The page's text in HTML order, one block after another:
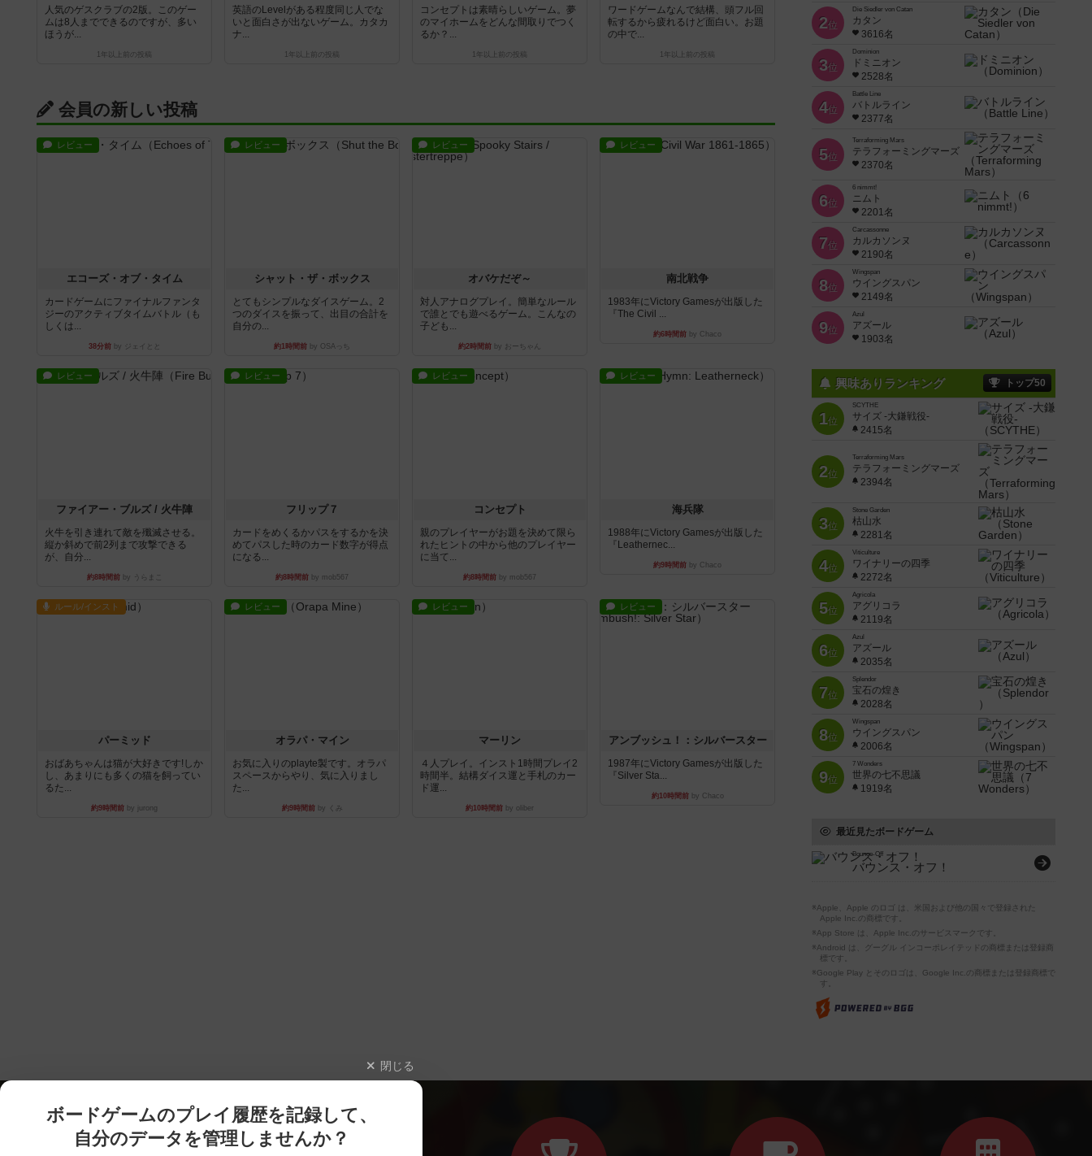
人気のゲスクラブの2版。このゲー
ムは8人までできるのですが、多い
ほうが...
1年以上前 の投稿
英語のLevelがある程度同じ人でな
いと面白さが出ないゲーム。カタカ
ナ...
1年以上前 の投稿
コンセプトは素晴らしいゲーム。夢
のマイホームをどんな間取りでつく
るか？...
1年以上前 の投稿
ワードゲームなんで結構、頭フル回
転するから疲れるけど面白い。お題
の中で...
1年以上前 の投稿
会員の新しい投稿
レビュー
エコーズ・オブ・タイム
カードゲームにファイナルファンタ
ジーのアクティブタイムバトル（も
しくは...
38分前by ジェイとと
レビュー
シャット・ザ・ボックス
とてもシンプルなダイスゲーム。2
つのダイスを振って、出目の合計を
自分の...
約1時間前 by OSAっち
レビュー
オバケだぞ～
対人アナログプレイ。簡単なルール
で誰とでも遊べるゲーム。こんなの
子ども...
約2時間前 by おーちゃん
レビュー
南北戦争
1983年にVictory Gamesが出版した
『The Civil ...
約6時間前 by Chaco
レビュー
ファイアー・ブルズ / 火牛陣
火牛を引き連れて敵を殲滅させる。
縦か斜めで前2列まで攻撃できる
が、自分...
約8時間前by うらまこ
レビュー
フリップ７
カードをめくるかパスをするかを決
めてパスした時のカード数字が得点
になる...
約8時間前 by mob567
レビュー
コンセプト
親のプレイヤーがお題を決めて限ら
れたヒントの中から他のプレイヤー
に当て...
約8時間前 by mob567
レビュー
海兵隊
1988年にVictory Gamesが出版した
『Leathernec...
約9時間前 by Chaco
ルール/インスト
パーミッド
おばあちゃんは猫が大好きです!しか
し、あまりにも多くの猫を飼ってい
るた...
約9時間前 by jurong
レビュー
オラパ・マイン
お気に入りのplayte製です。オラパ
スペースからやり、気に入りまし
た...
約9時間前by くみ
レビュー
マーリン
４人プレイ。インスト1時間プレイ2
時間半。結構ダイス運と手札のカー
ド運...
約10時間前 by oliber
レビュー
アンブッシュ！：シルバースター
1987年にVictory Gamesが出版した
『Silver Sta...
約10時間前by Chaco
2位
Die Siedler von Catan
カタン
3616名
3位
Dominion
ドミニオン
2528名
4位
Battle Line
バトルライン
2377名
5位
Terraforming Mars
テラフォーミングマーズ
2370名
6位
6 nimmt!
ニムト
2201名
7位
Carcassonne
カルカソンヌ
2190名
8位
Wingspan
ウイングスパン
2149名
9位
Azul
アズール
1903名
興味ありランキング トップ50
1位
SCYTHE
サイズ -大鎌戦役-
2415名
2位
Terraforming Mars
テラフォーミングマーズ
2394名
3位
Stone Garden
枯山水
2281名
4位
Viticulture
ワイナリーの四季
2272名
5位
Agricola
アグリコラ
2119名
6位
Azul
アズール
2035名
7位
Splendor
宝石の煌き
2028名
8位
Wingspan
ウイングスパン
2006名
9位
7 Wonders
世界の七不思議
1919名
最近見たボードゲーム
Bounce-Off
バウンス・オフ！
※Apple、Apple のロゴ は、米国および他の国々で登録された
Apple Inc.の商標です。
※App Store は、Apple Inc.のサービスマークです。
※Android は、グーグル インコーポレイテッドの商標または登録商
標です。
※Google Play とそのロゴは、Google Inc.の商標または登録商標で
す。
閉じる
ボードゲームのプレイ履歴を記録して、
自分のデータを管理しませんか？